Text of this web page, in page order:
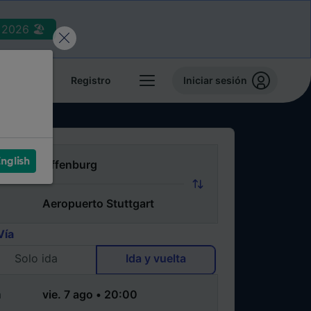
2026 🏖️
Registro Iniciar sesión
Solo ida
Ida y vuelta